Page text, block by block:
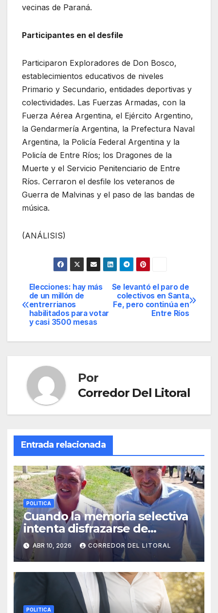
vecinas de Paraná.
Participantes en el desfile
Participaron Exploradores de Don Bosco,
establecimientos educativos de niveles
Primario y Secundario, entidades deportivas y
colectividades. Las Fuerzas Armadas, con la
Fuerza Aérea Argentina, el Ejército Argentino,
la Gendarmería Argentina, la Prefectura Naval
Argentina, la Policía Federal Argentina y la
Policía de Entre Ríos; los Dragones de la
Muerte y el Servicio Penitenciario de Entre
Ríos. Cerraron el desfile los veteranos de
Guerra de Malvinas y el paso de las bandas de
música.
(ANÁLISIS)
Navegación
de
entradas
Se levantó el paro de
colectivos en Santa
Fe, pero continúa en
Entre Ríos
Elecciones: hay más
de un millón de
entrerrianos
habilitados para votar
y casi 3500 mesas
Por
Corredor Del Litoral
Entrada relacionada
POLITICA
Cuando la memoria selectiva
intenta disfrazarse de
denuncia
ABR 10, 2026 CORREDOR DEL LITORAL
POLITICA